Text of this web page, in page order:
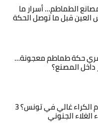
الطماطم… أسرار ما
قبل ما توصل الحكة
حكة طماطم معجونة…
المصنع؟
علاش سوم الكراء غالي في تونس؟ 3
الغلاء الجنوني